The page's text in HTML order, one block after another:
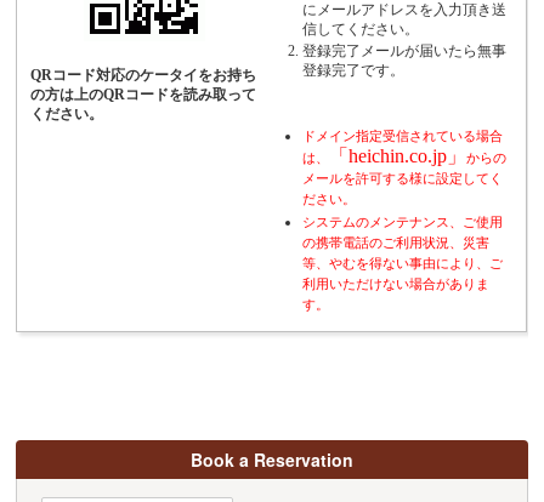
QRコード対応のケータイをお持ち
の方は上のQRコードを読み取って
ください。
にメールアドレスを入力頂き送
信してください。
登録完了メールが届いたら無事
登録完了です。
ドメイン指定受信されている場合
は、
「heichin.co.jp」からの
メールを許可する様に設定してく
ださい。
システムのメンテナンス、ご使用
の携帯電話のご利用状況、災害
等、やむを得ない事由により、ご
利用いただけない場合がありま
す。
Book a Reservation